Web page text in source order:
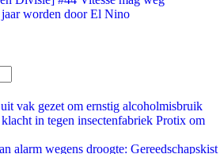
worden door El Nino
vak gezet om ernstig alcoholmisbruik
in tegen insectenfabriek Protix om
alarm wegens droogte: Gereedschapskist